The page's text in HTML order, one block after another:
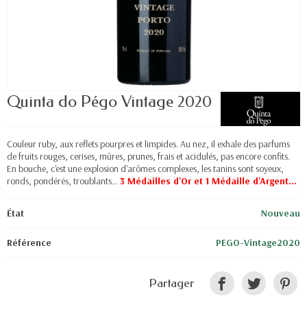
Quinta do Pégo Vintage 2020
Couleur ruby, aux reflets pourpres et limpides. Au nez, il exhale des parfums
de fruits rouges, cerises, mûres, prunes, frais et acidulés, pas encore confits.
En bouche, c'est une explosion d'arômes complexes, les tanins sont soyeux,
ronds, pondérés, troublants...3 Médailles d'Or et 1 Médaille d'Argent...
État Nouveau
Référence PEGO-Vintage2020
Partager